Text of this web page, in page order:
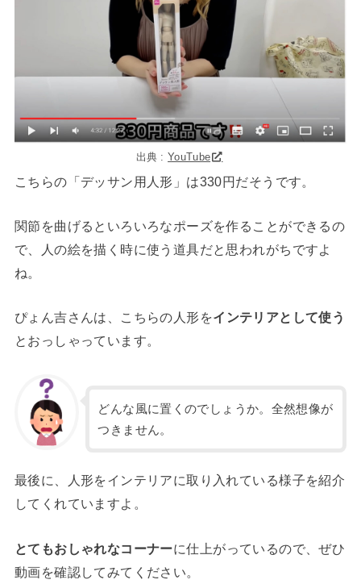
出典 :YouTube
こちらの「デッサン用人形」は330円だそうです。
関節を曲げるといろいろなポーズを作ることができるの
で、人の絵を描く時に使う道具だと思われがちですよ
ね。
ぴょん吉さんは、こちらの人形をインテリアとして使う
とおっしゃっています。
どんな風に置くのでしょうか。全然想像が
つきません。
最後に、人形をインテリアに取り入れている様子を紹介
してくれていますよ。
とてもおしゃれなコーナーに仕上がっているので、ぜひ
動画を確認してみてください。